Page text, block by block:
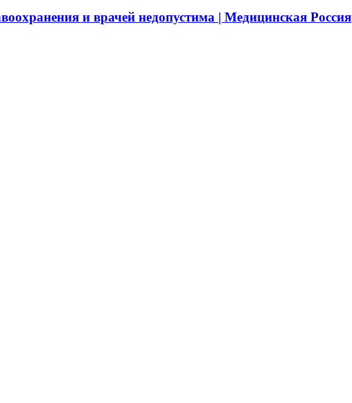
и врачей недопустима | Медицинская Россия